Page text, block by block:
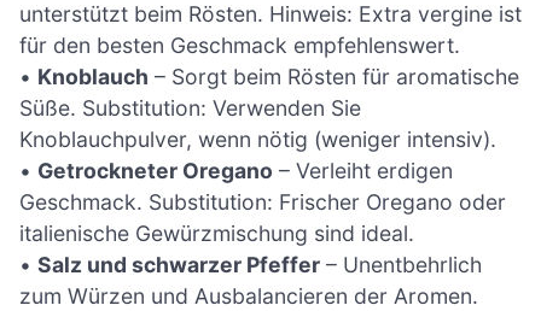
unterstützt beim Rösten. Hinweis: Extra vergine ist
für den besten Geschmack empfehlenswert.
• Knoblauch – Sorgt beim Rösten für aromatische
Süße. Substitution: Verwenden Sie
Knoblauchpulver, wenn nötig (weniger intensiv).
• Getrockneter Oregano – Verleiht erdigen
Geschmack. Substitution: Frischer Oregano oder
italienische Gewürzmischung sind ideal.
• Salz und schwarzer Pfeffer – Unentbehrlich
zum Würzen und Ausbalancieren der Aromen.